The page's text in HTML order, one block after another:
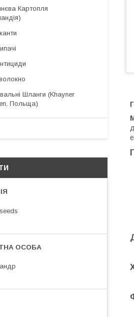
Картопля
Шланги (Khayner
Польща)